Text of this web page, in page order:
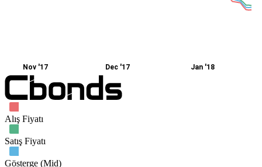
Nov '17 Dec '17 Jan '18
Alış Fiyatı
Satış Fiyatı
Gösterge (Mid)